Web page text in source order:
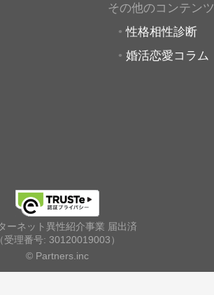
その他のコンテンツ
性格相性診断
婚活恋愛コラム
ーネット異性紹介事業 届出済
（受理番号: 30120019003）
© Partners.inc